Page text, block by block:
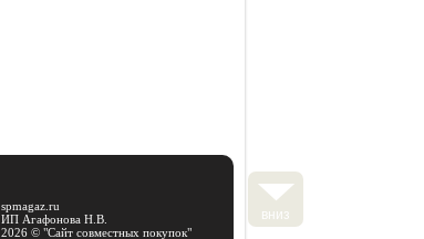
вниз
spmagaz.ru
ИП Агафонова Н.В.
2026 © "Сайт совместных покупок"